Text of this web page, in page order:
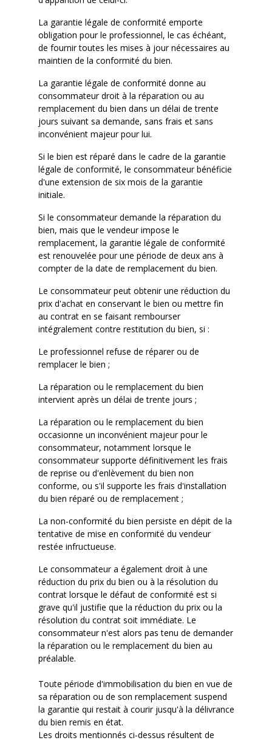
La garantie légale de conformité emporte
obligation pour le professionnel, le cas échéant,
de fournir toutes les mises à jour nécessaires au
maintien de la conformité du bien.
La garantie légale de conformité donne au
consommateur droit à la réparation ou au
remplacement du bien dans un délai de trente
jours suivant sa demande, sans frais et sans
inconvénient majeur pour lui.
Si le bien est réparé dans le cadre de la garantie
légale de conformité, le consommateur bénéficie
d'une extension de six mois de la garantie
initiale.
Si le consommateur demande la réparation du
bien, mais que le vendeur impose le
remplacement, la garantie légale de conformité
est renouvelée pour une période de deux ans à
compter de la date de remplacement du bien.
Le consommateur peut obtenir une réduction du
prix d'achat en conservant le bien ou mettre fin
au contrat en se faisant rembourser
intégralement contre restitution du bien, si :
Le professionnel refuse de réparer ou de
remplacer le bien ;
La réparation ou le remplacement du bien
intervient après un délai de trente jours ;
La réparation ou le remplacement du bien
occasionne un inconvénient majeur pour le
consommateur, notamment lorsque le
consommateur supporte définitivement les frais
de reprise ou d'enlèvement du bien non
conforme, ou s'il supporte les frais d'installation
du bien réparé ou de remplacement ;
La non-conformité du bien persiste en dépit de la
tentative de mise en conformité du vendeur
restée infructueuse.
Le consommateur a également droit à une
réduction du prix du bien ou à la résolution du
contrat lorsque le défaut de conformité est si
grave qu'il justifie que la réduction du prix ou la
résolution du contrat soit immédiate. Le
consommateur n'est alors pas tenu de demander
la réparation ou le remplacement du bien au
préalable.
Toute période d'immobilisation du bien en vue de
sa réparation ou de son remplacement suspend
la garantie qui restait à courir jusqu'à la délivrance
du bien remis en état.
Les droits mentionnés ci-dessus résultent de